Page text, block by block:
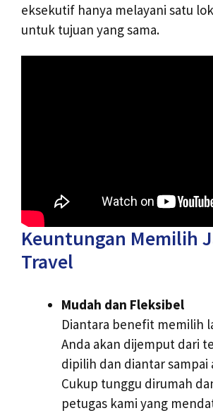
eksekutif hanya melayani satu
untuk tujuan yang sama.
Keuntungan Memilih
Travel
Mudah dan Fleksibel
Diantara benefit memilih
Anda akan dijemput dari
dipilih dan diantar sampai
Cukup tunggu dirumah
petugas kami yang